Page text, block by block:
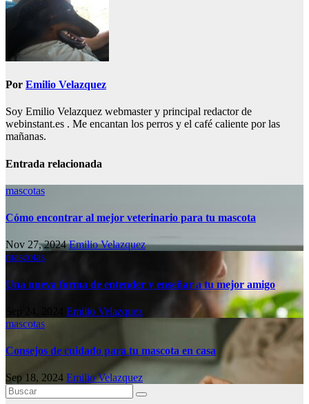
Por Emilio Velazquez
Soy Emilio Velazquez webmaster y principal redactor de
webinstant.es . Me encantan los perros y el café caliente por las
mañanas.
Entrada relacionada
mascotas
Cómo encontrar al mejor veterinario para tu mascota
Nov 27, 2024Emilio Velazquez
mascotas
Una nueva forma de entender y enseñar a tu mejor amigo
Emilio Velazquez
mascotas
Consejos de cuidado para tu mascota en casa
Sep 18, 2024 Emilio Velazquez